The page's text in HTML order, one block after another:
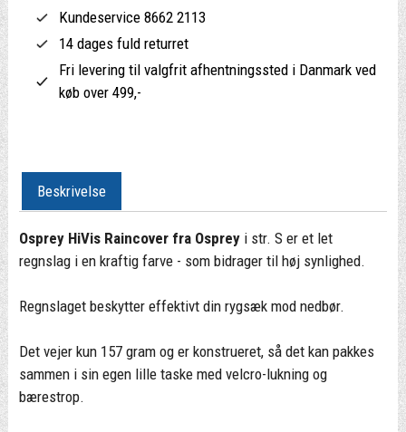
Kundeservice 8662 2113
14 dages fuld returret
Fri levering til valgfrit afhentningssted i Danmark ved
køb over 499,-
Beskrivelse
Osprey HiVis Raincover fra Ospreyi str. S er et let
regnslag i en kraftig farve - som bidrager til høj synlighed.
Regnslaget beskytter effektivt din rygsæk mod nedbør.
Det vejer kun 157 gram og er konstrueret, så det kan pakkes
sammen i sin egen lille taske med velcro-lukning og
bærestrop.